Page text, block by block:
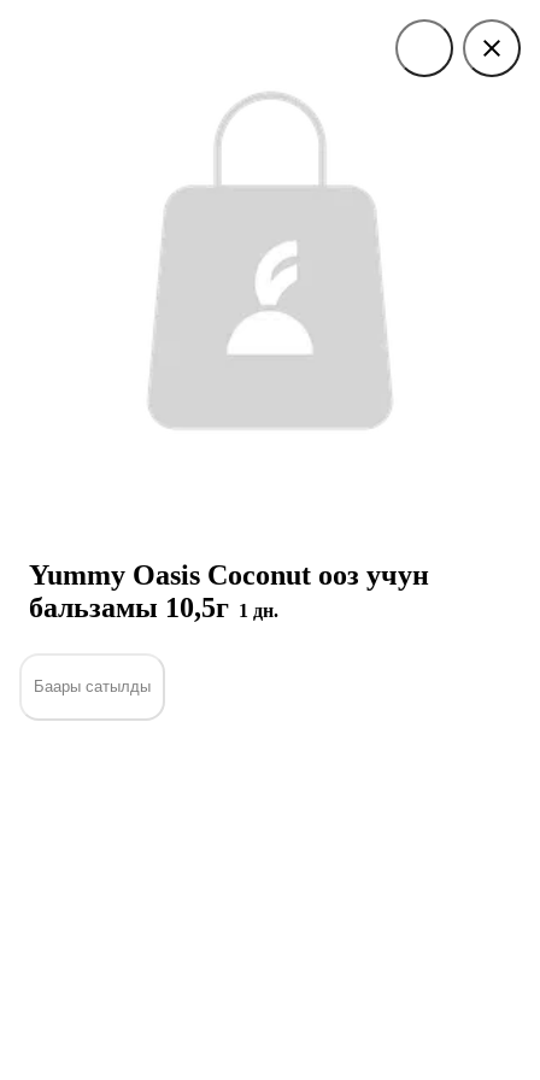
Yummy Oasis Coconut ооз учун
бальзамы 10,5г 1 дн.
Баары сатылды